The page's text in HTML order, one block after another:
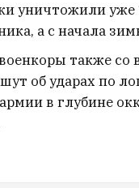
уничтожили уже
а с начала
также со
об ударах по
в глубине
слухи о
летает по
из
сколько